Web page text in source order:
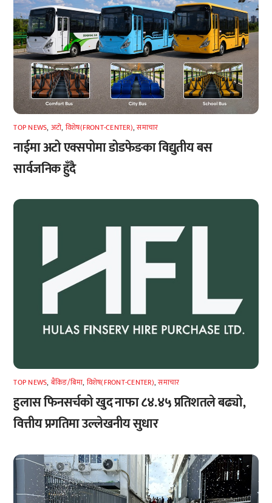
TOP NEWS, अटाे, विशेष(FRONT-CENTER),समाचार
नाईमा अटो एक्सपोमा डोडफेङका विद्युतीय बस
सार्वजनिक हुँदै
TOP NEWS, बैंकिङ/बिमा, विशेष(FRONT-CENTER),समाचार
हुलास फिनसर्चको खुद नाफा ८४.४५ प्रतिशतले बढ्यो,
वित्तीय प्रगतिमा उल्लेखनीय सुधार